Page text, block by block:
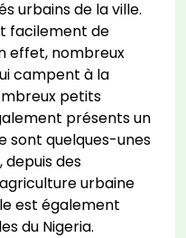
urbains de la ville.
facilement de
effet, nombreux
campent à la
petits
présents un
sont quelques-unes
depuis des
urbaine
est également
du Nigeria.